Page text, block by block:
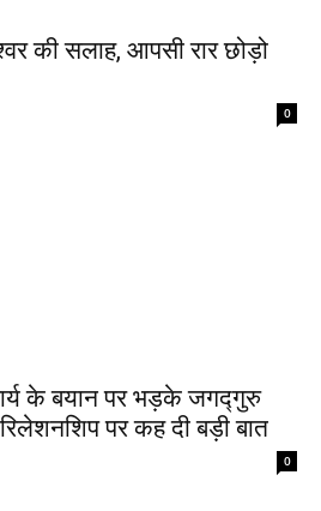
की सलाह, आपसी रार छोड़ो
0
के बयान पर भड़के जगद्गुरु
रिलेशनशिप पर कह दी बड़ी बात
0